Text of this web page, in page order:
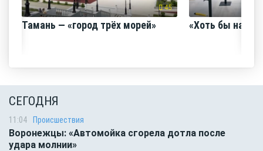
45
Тамань — «город трёх морей» «Хоть бы наш
СЕГОДНЯ
11:04 Происшествия
Воронежцы: «Автомойка сгорела дотла после
удара молнии»